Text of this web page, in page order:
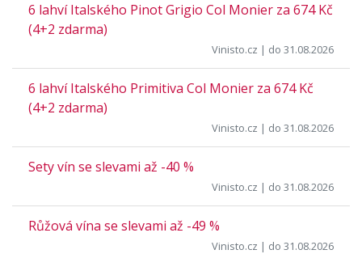
6 lahví Italského Pinot Grigio Col Monier za 674 Kč
(4+2 zdarma)
Vinisto.cz | do 31.08.2026
6 lahví Italského Primitiva Col Monier za 674 Kč
(4+2 zdarma)
Vinisto.cz | do 31.08.2026
Sety vín se slevami až -40 %
Vinisto.cz | do 31.08.2026
Růžová vína se slevami až -49 %
Vinisto.cz | do 31.08.2026